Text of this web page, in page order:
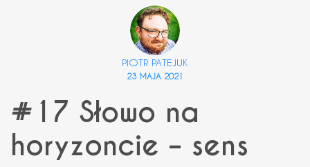
PIOTR PATEJUK
23 MAJA 2021
#17 Słowo na
horyzoncie – sens